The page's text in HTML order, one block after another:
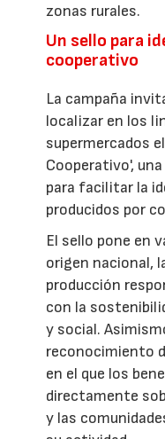
zonas rurales.
Un sello para
cooperativo
La campaña
localizar en los
supermercados
Cooperativo',
para facilitar la
producidos por
El sello pone en
origen nacional,
producción
con la
y social.
reconocimiento
en el que los
directamente
y las